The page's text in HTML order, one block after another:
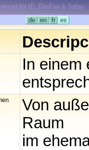
for IE, FireFox & Safari
de en fr es
In einem
Von
Raum
im